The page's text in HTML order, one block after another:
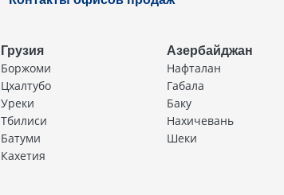
Грузия
Боржоми
Цхалтубо
Уреки
Тбилиси
Батуми
Кахетия
Азербайджан
Нафталан
Габала
Баку
Нахичевань
Шеки